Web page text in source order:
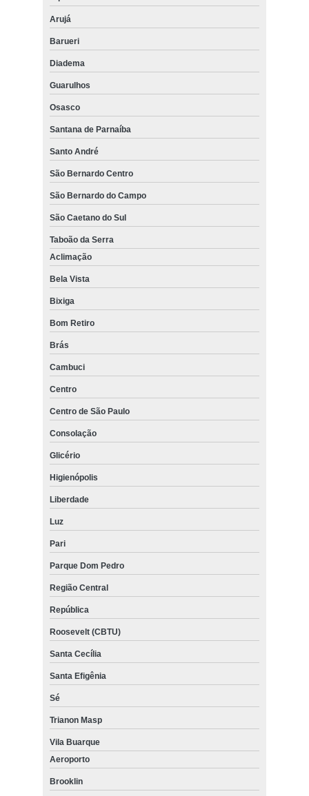
Arujá
Barueri
Diadema
Guarulhos
Osasco
Santana de Parnaíba
Santo André
São Bernardo Centro
São Bernardo do Campo
São Caetano do Sul
Taboão da Serra
Aclimação
Bela Vista
Bixiga
Bom Retiro
Brás
Cambuci
Centro
Centro de São Paulo
Consolação
Glicério
Higienópolis
Liberdade
Luz
Pari
Parque Dom Pedro
Região Central
República
Roosevelt (CBTU)
Santa Cecília
Santa Efigênia
Sé
Trianon Masp
Vila Buarque
Aeroporto
Brooklin